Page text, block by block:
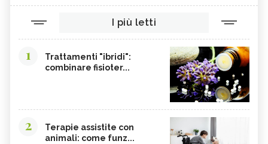
I più letti
1
Trattamenti "ibridi":
combinare fisioter...
2
Terapie assistite con
animali: come funz...